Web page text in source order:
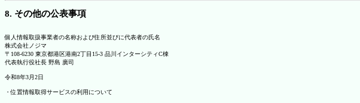
8. その他の公表事項
個人情報取扱事業者の名称および住所並びに代表者の氏名
株式会社ノジマ
〒108-6230 東京都港区港南2丁目15-3 品川インターシティC棟
代表執行役社長 野島 廣司
令和8年3月2日
・位置情報取得サービスの利用について